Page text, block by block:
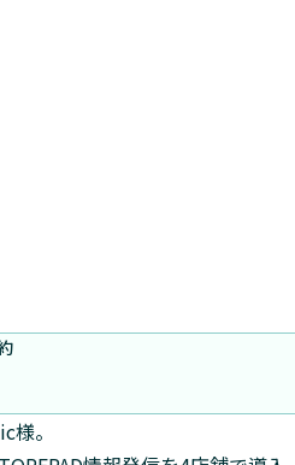
。